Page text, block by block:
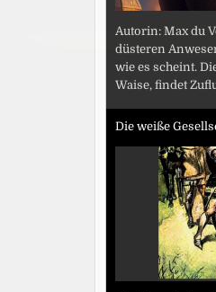
Autorin: Max du
düsteren
wie es scheint.
Waise, findet
Die weiße